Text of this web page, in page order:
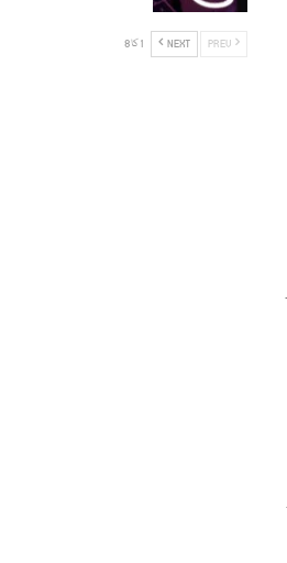
NEXT 1 کا 8